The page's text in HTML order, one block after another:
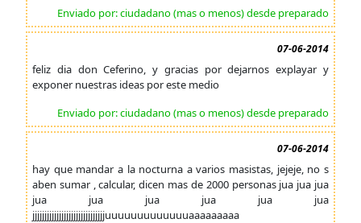
Enviado por: ciudadano (mas o menos) desde preparado
07-06-2014
feliz dia don Ceferino, y gracias por dejarnos explayar y
exponer nuestras ideas por este medio
Enviado por: ciudadano (mas o menos) desde preparado
07-06-2014
hay que mandar a la nocturna a varios masistas, jejeje, no s
aben sumar , calcular, dicen mas de 2000 personas jua jua jua
jua jua jua jua jua jua
jjjjjjjjjjjjjjjjjjjjjjjjjjjjjjuuuuuuuuuuuuuaaaaaaaaa